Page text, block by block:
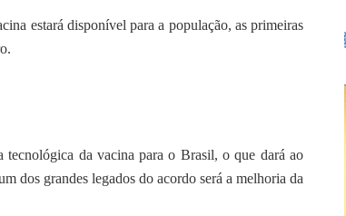
estará disponível para a população, as primeiras
da vacina para o Brasil, o que dará ao
dos grandes legados do acordo será a melhoria da